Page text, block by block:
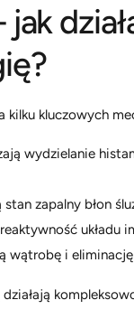
jak
kilku kluczowych
wydzielanie
zapalny błon
układu
wątrobę i
działają